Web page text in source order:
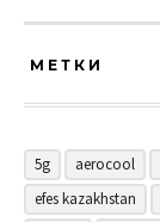
МЕТКИ
5g aerocool
efes kazakhstan